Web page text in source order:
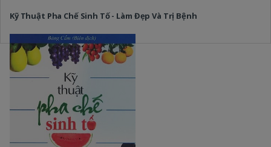
Kỹ Thuật Pha Chế Sinh Tố - Làm Đẹp Và Trị Bệnh